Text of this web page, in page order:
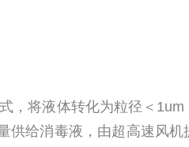
，将液体转化为粒径＜
供给消毒液，由超高速风